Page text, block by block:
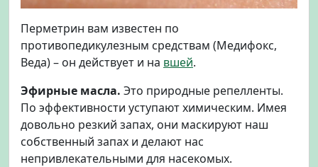
Перметрин вам известен по
противопедикулезным средствам (Медифокс,
Веда) – он действует и на вшей.
Эфирные масла. Это природные репелленты.
По эффективности уступают химическим. Имея
довольно резкий запах, они маскируют наш
собственный запах и делают нас
непривлекательными для насекомых.